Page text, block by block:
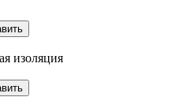
изоляция